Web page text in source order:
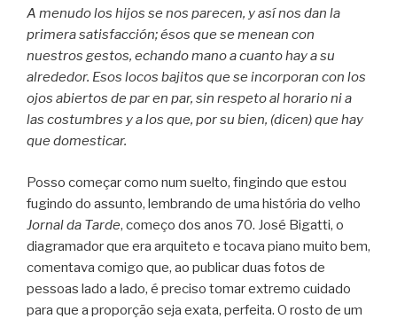
A menudo los hijos se nos parecen, y así nos dan la
primera satisfacción; ésos que se menean con
nuestros gestos, echando mano a cuanto hay a su
alrededor. Esos locos bajitos que se incorporan con los
ojos abiertos de par en par, sin respeto al horario ni a
las costumbres y a los que, por su bien, (dicen) que hay
que domesticar.
Posso começar como num suelto, fingindo que estou
fugindo do assunto, lembrando de uma história do velho
Jornal da Tarde, começo dos anos 70. José Bigatti, o
diagramador que era arquiteto e tocava piano muito bem,
comentava comigo que, ao publicar duas fotos de
pessoas lado a lado, é preciso tomar extremo cuidado
para que a proporção seja exata, perfeita. O rosto de um